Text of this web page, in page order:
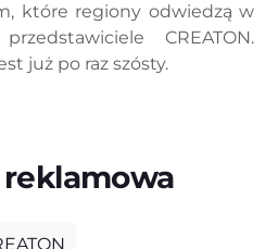
które regiony odwiedzą w
CREATON.
już po raz szósty.
reklamowa